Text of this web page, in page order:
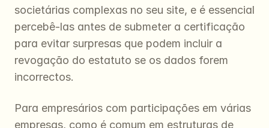
societárias complexas no seu site, e é essencial
percebê-las antes de submeter a certificação
para evitar surpresas que podem incluir a
revogação do estatuto se os dados forem
incorrectos.
Para empresários com participações em várias